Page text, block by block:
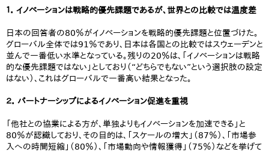
１. イノベーションは戦略的優先課題であるが、世界との比較では温度差
日本の回答者の80％がイノベーションを戦略的優先課題と位置づけた。
グローバル全体では91％であり、日本は各国との比較ではスウェーデンと
並んで一番低い水準となっている。残りの20％は、「イノベーションは戦略
的な優先課題ではない」としており（“どちらでもない”という選択肢の設定
はない）、これはグローバルで一番高い結果となった。
２. パートナーシップによるイノベーション促進を重視
「他社との協業による方が、単独よりもイノベーションを加速できる」と
80％が認識しており、その目的は、「スケールの増大」（87％）、「市場参
入への時間短縮」（80％）、「市場動向や情報獲得」（75％）などを挙げて